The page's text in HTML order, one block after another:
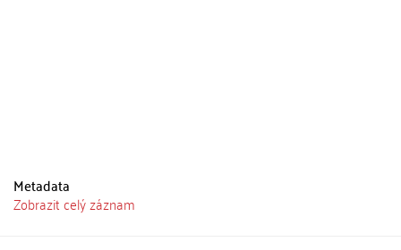
Metadata
Zobrazit celý záznam